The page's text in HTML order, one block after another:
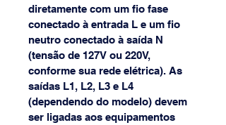
diretamente com um fio fase
conectado à entrada L e um fio
neutro conectado à saída N
(tensão de 127V ou 220V,
conforme sua rede elétrica). As
saídas L1, L2, L3 e L4
(dependendo do modelo) devem
ser ligadas aos equipamentos